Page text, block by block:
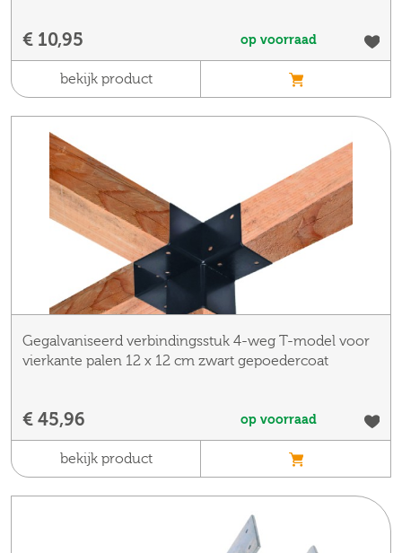
€ 10,95 op voorraad
bekijk product
Gegalvaniseerd verbindingsstuk 4-weg T-model voor
vierkante palen 12 x 12 cm zwart gepoedercoat
€ 45,96 op voorraad
bekijk product